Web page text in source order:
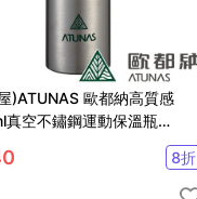
)ATUNAS 歐都納高質感
真空不鏽鋼運動保溫瓶
8折